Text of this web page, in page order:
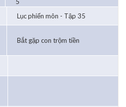
5
Lục phiến môn - Tập 35
Bắt gặp con trộm tiền